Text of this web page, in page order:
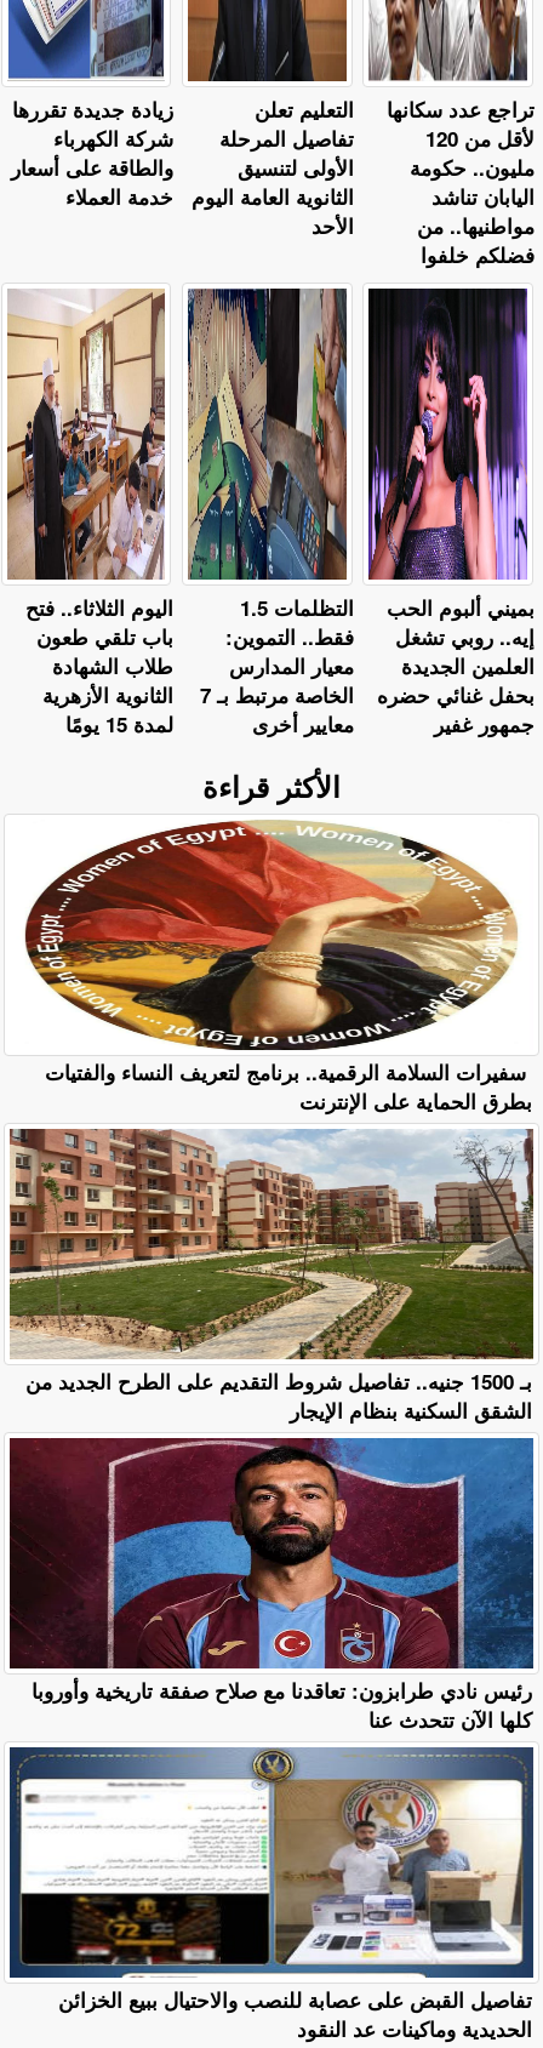
زيادة جديدة تقررها
شركة الكهرباء
والطاقة على أسعار
خدمة العملاء
التعليم تعلن
تفاصيل المرحلة
الأولى لتنسيق
الثانوية العامة اليوم
الأحد
تراجع عدد سكانها
لأقل من 120
مليون.. حكومة
اليابان تناشد
مواطنيها.. من
فضلكم خلفوا
اليوم الثلاثاء.. فتح
باب تلقي طعون
طلاب الشهادة
الثانوية الأزهرية
لمدة 15 يومًا
التظلمات 1.5
فقط.. التموين:
معيار المدارس
الخاصة مرتبط بـ 7
معايير أخرى
بميني ألبوم الحب
إيه.. روبي تشغل
العلمين الجديدة
بحفل غنائي حضره
جمهور غفير
الأكثر قراءة
سفيرات السلامة الرقمية.. برنامج لتعريف النساء والفتيات
بطرق الحماية على الإنترنت
بـ 1500 جنيه.. تفاصيل شروط التقديم على الطرح الجديد من
الشقق السكنية بنظام الإيجار
رئيس نادي طرابزون: تعاقدنا مع صلاح صفقة تاريخية وأوروبا
كلها الآن تتحدث عنا
تفاصيل القبض على عصابة للنصب والاحتيال ببيع الخزائن
الحديدية وماكينات عد النقود